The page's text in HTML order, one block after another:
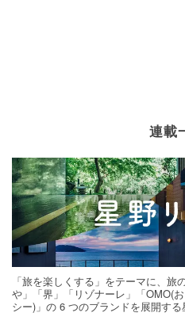
連載
「旅を楽しくする」をテーマに、
や」「界」「リゾナーレ」「OMO(
シー)」の 6 つのブランドを展開す